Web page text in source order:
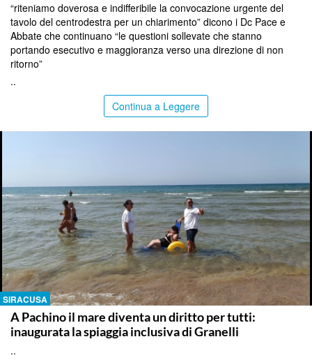
“riteniamo doverosa e indifferibile la convocazione urgente del
tavolo del centrodestra per un chiarimento” dicono i Dc Pace e
Abbate che continuano “le questioni sollevate che stanno
portando esecutivo e maggioranza verso una direzione di non
ritorno”
..
Continua a Leggere
SIRACUSA
A Pachino il mare diventa un diritto per tutti:
inaugurata la spiaggia inclusiva di Granelli
..